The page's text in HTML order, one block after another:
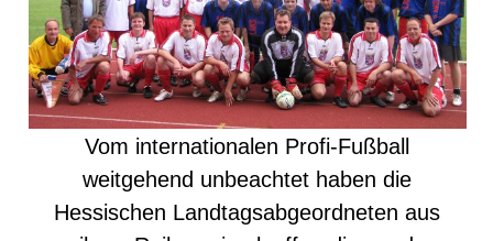
Vom internationalen Profi-Fußball
weitgehend unbeachtet haben die
Hessischen Landtagsabgeordneten aus